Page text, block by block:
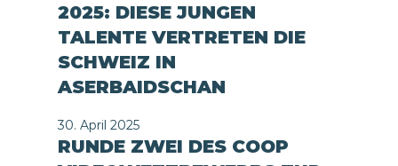
2025: DIESE JUNGEN
TALENTE VERTRETEN DIE
SCHWEIZ IN
ASERBAIDSCHAN
30. April 2025
RUNDE ZWEI DES COOP